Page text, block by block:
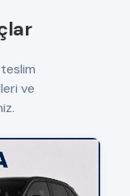
ve